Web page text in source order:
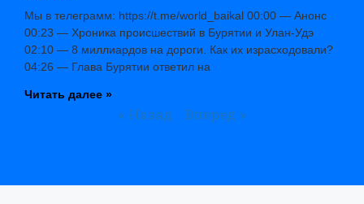
Мы в телеграмм: https://t.me/world_baikal 00:00 — Анонс
00:23 — Хроника происшествий в Бурятии и Улан-Удэ
02:10 — 8 миллиардов на дороги. Как их израсходовали?
04:26 — Глава Бурятии ответил на
Читать далее »
« Назад Вперед »